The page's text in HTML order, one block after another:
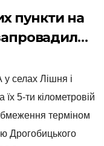
пункти на
селах Лішня і
5-ти кілометровій
терміном
Дрогобицького